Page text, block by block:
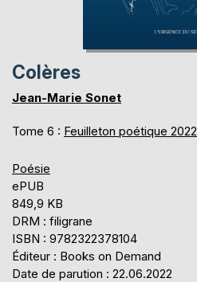
Colères
Jean-Marie Sonet
Tome 6 : Feuilleton poétique 2022
Poésie
ePUB
849,9 KB
DRM : filigrane
ISBN : 9782322378104
Éditeur : Books on Demand
Date de parution : 22.06.2022